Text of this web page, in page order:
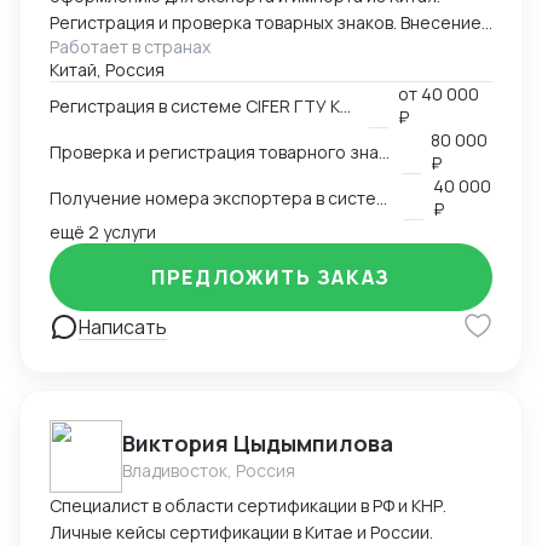
Регистрация и проверка товарных знаков. Внесение
в таможенный реестр товарных знаков.
Изготовление маркировки для пищевой продукции
для реализации в Китае. Получение номера
HS и CIQ кодов.
Работает в странах
Китай, Россия
от 40 000
₽
80 000
₽
40 000
₽
ещё 2 услуги
Написать
ПРЕДЛОЖИТЬ ЗАКАЗ
Виктория Цыдымпилова
Владивосток, Россия
Специалист в области сертификации в РФ и КНР.
Личные кейсы сертификации в Китае и России.